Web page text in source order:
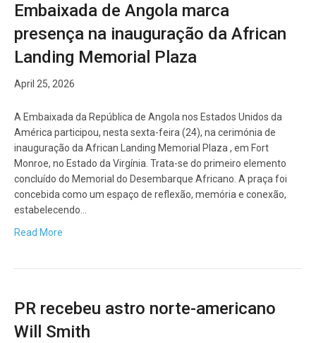
Embaixada de Angola marca
presença na inauguração da African
Landing Memorial Plaza
April 25, 2026
A Embaixada da República de Angola nos Estados Unidos da
América participou, nesta sexta-feira (24), na cerimónia de
inauguração da African Landing Memorial Plaza , em Fort
Monroe, no Estado da Virgínia. Trata-se do primeiro elemento
concluído do Memorial do Desembarque Africano. A praça foi
concebida como um espaço de reflexão, memória e conexão,
estabelecendo…
Read More
PR recebeu astro norte-americano
Will Smith